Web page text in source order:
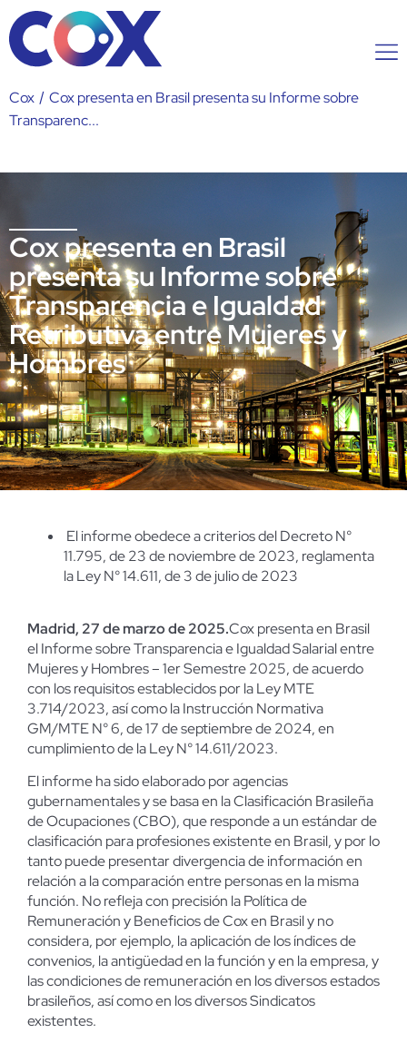
Cox / Cox presenta en Brasil presenta su Informe sobre
Transparenc...
Cox presenta en Brasil
presenta su Informe sobre
Transparencia e Igualdad
Retributiva entre Mujeres y
Hombres
El informe obedece a criterios del Decreto N°
11.795, de 23 de noviembre de 2023, reglamenta
la Ley N° 14.611, de 3 de julio de 2023
Madrid, 27 de marzo de 2025.Cox presenta en Brasil
el Informe sobre Transparencia e Igualdad Salarial entre
Mujeres y Hombres – 1er Semestre 2025, de acuerdo
con los requisitos establecidos por la Ley MTE
3.714/2023, así como la Instrucción Normativa
GM/MTE N° 6, de 17 de septiembre de 2024, en
cumplimiento de la Ley N° 14.611/2023.
El informe ha sido elaborado por agencias
gubernamentales y se basa en la Clasificación Brasileña
de Ocupaciones (CBO), que responde a un estándar de
clasificación para profesiones existente en Brasil, y por lo
tanto puede presentar divergencia de información en
relación a la comparación entre personas en la misma
función. No refleja con precisión la Política de
Remuneración y Beneficios de Cox en Brasil y no
considera, por ejemplo, la aplicación de los índices de
convenios, la antigüedad en la función y en la empresa, y
las condiciones de remuneración en los diversos estados
brasileños, así como en los diversos Sindicatos
existentes.